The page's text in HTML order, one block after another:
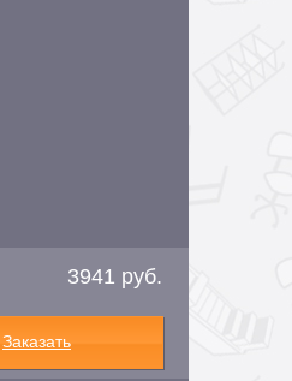
3941 руб.
Заказать